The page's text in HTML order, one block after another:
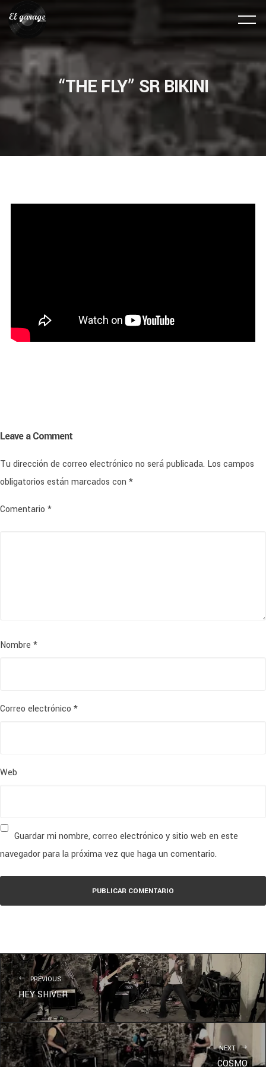
“THE FLY” SR BIKINI
Leave a Comment
Tu dirección de correo electrónico no será publicada. Los campos
obligatorios están marcados con *
Comentario *
Nombre *
Correo electrónico *
Web
Guardar mi nombre, correo electrónico y sitio web en este
navegador para la próxima vez que haga un comentario.
PREVIOUS
HEY SHIVER
NEXT
COSMO